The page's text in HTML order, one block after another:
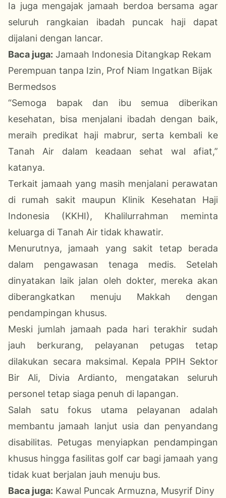
Ia juga mengajak jamaah berdoa bersama agar
seluruh rangkaian ibadah puncak haji dapat
dijalani dengan lancar.
Baca juga: Jamaah Indonesia Ditangkap Rekam
Perempuan tanpa Izin, Prof Niam Ingatkan Bijak
Bermedsos
“Semoga bapak dan ibu semua diberikan
kesehatan, bisa menjalani ibadah dengan baik,
meraih predikat haji mabrur, serta kembali ke
Tanah Air dalam keadaan sehat wal afiat,”
katanya.
Terkait jamaah yang masih menjalani perawatan
di rumah sakit maupun Klinik Kesehatan Haji
Indonesia (KKHI), Khalilurrahman meminta
keluarga di Tanah Air tidak khawatir.
Menurutnya, jamaah yang sakit tetap berada
dalam pengawasan tenaga medis. Setelah
dinyatakan laik jalan oleh dokter, mereka akan
diberangkatkan menuju Makkah dengan
pendampingan khusus.
Meski jumlah jamaah pada hari terakhir sudah
jauh berkurang, pelayanan petugas tetap
dilakukan secara maksimal. Kepala PPIH Sektor
Bir Ali, Divia Ardianto, mengatakan seluruh
personel tetap siaga penuh di lapangan.
Salah satu fokus utama pelayanan adalah
membantu jamaah lanjut usia dan penyandang
disabilitas. Petugas menyiapkan pendampingan
khusus hingga fasilitas golf car bagi jamaah yang
tidak kuat berjalan jauh menuju bus.
Baca juga: Kawal Puncak Armuzna, Musyrif Diny